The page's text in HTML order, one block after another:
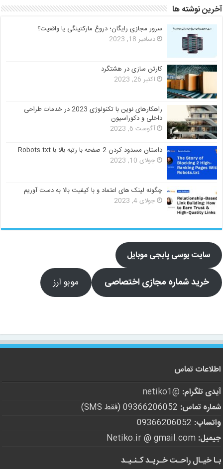
آخرین نوشته ها
سرور مجازی رایگان؛ دروغ مارکتینگی یا واقعیت؟
دسامبر 18, 2023
کارتن سازی در هشتگرد
اکتبر 26, 2023
راهکارهای نوین با تکنولوژی 2023 در خدمات طراحی
داخلی و دکوراسیون
آگوست 6, 2023
داستان مسدود کردن 2 صفحه با رتبه بالا با Robots.txt
جولای 10, 2023
چگونه لینک های اعتماد و با کیفیت بالا به دست آوریم
جولای 4, 2023
سایت یوسی پابجی موبایل
خرید شماره مجازی اختصاصی موبو ارز
اطلاعات تماس
آیدی تلگرام: @netiko1
شماره تماس:
واتساپ:
جیمیل:
بـا خیـال راحـت خـریـد کـنـیـد